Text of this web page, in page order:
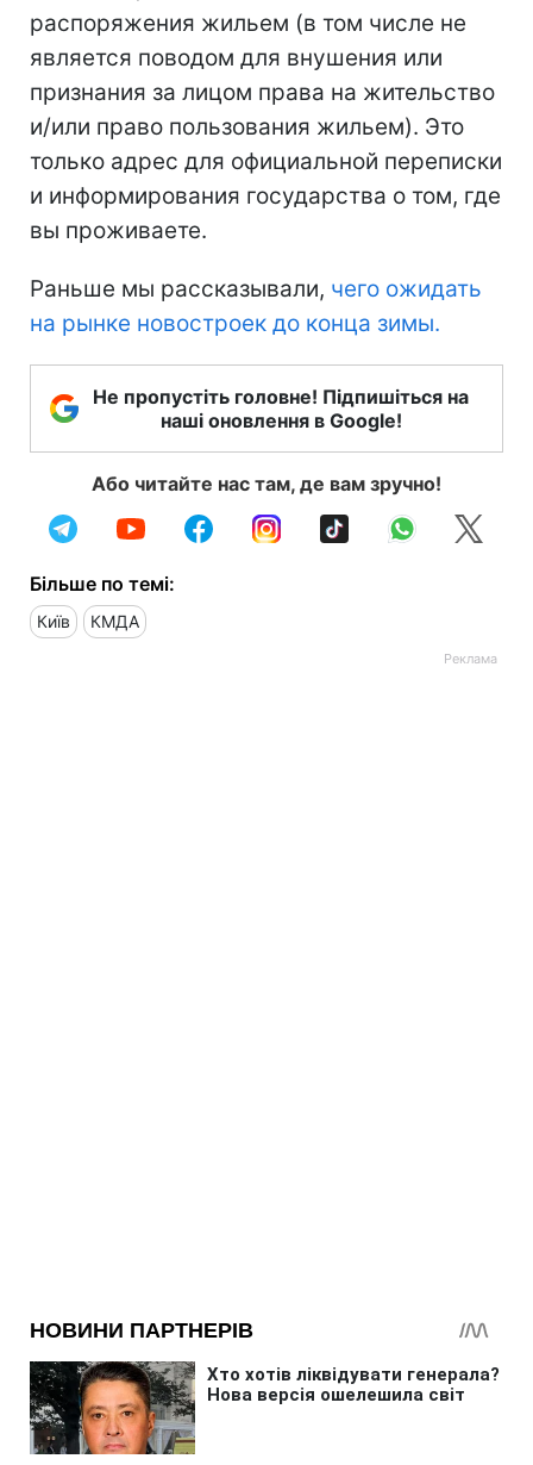
распоряжения жильем (в том числе не
является поводом для внушения или
признания за лицом права на жительство
и/или право пользования жильем). Это
только адрес для официальной переписки
и информирования государства о том, где
вы проживаете.
Раньше мы рассказывали, чего ожидать
на рынке новостроек до конца зимы.
Не пропустіть головне! Підпишіться на
наші оновлення в Google!
Або читайте нас там, де вам зручно!
Більше по темі:
Київ КМДА